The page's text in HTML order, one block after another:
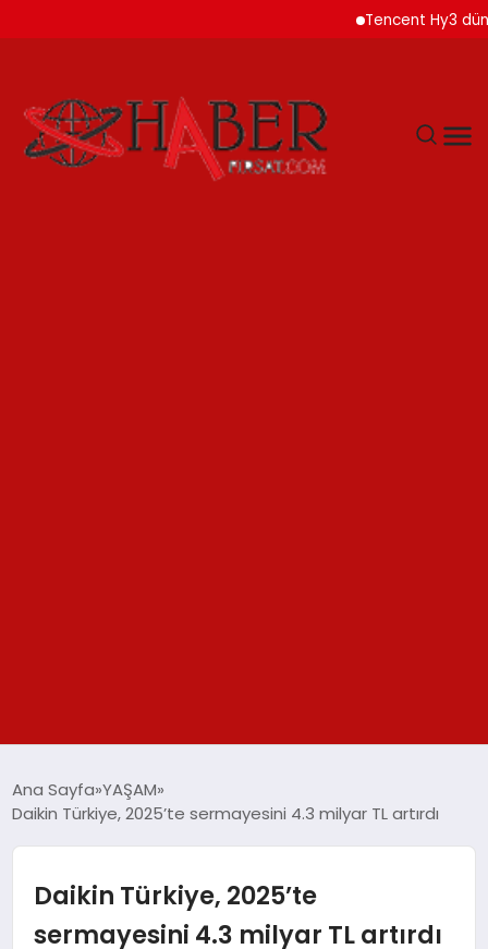
Tencent Hy3 dünya
YAŞAM
TEKNOLOJİ
Ana Sayfa YAŞAM
Daikin Türkiye, 2025’te sermayesini 4.3 milyar TL artırdı
Daikin Türkiye, 2025’te
sermayesini 4.3 milyar TL artırdı